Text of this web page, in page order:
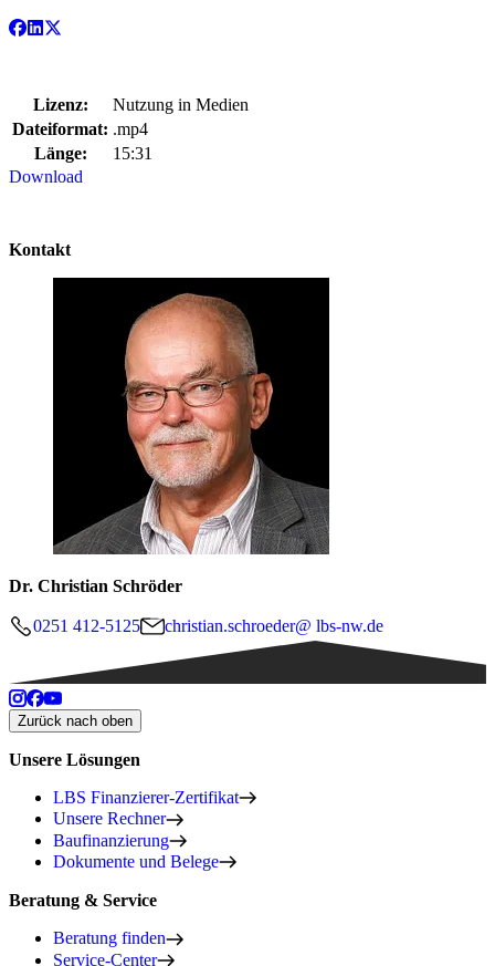
Lizenz:
Nutzung in Medien
Dateiformat: .mp4
Länge:
15:31
Download
Kontakt
Dr. Christian Schröder
0251 412-5125 christian.schroeder@ lbs-nw.de
Zurück nach oben
Unsere Lösungen
LBS Finanzierer-Zertifikat
Unsere Rechner
Baufinanzierung
Dokumente und Belege
Beratung & Service
Beratung finden
Service-Center